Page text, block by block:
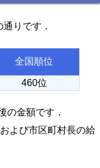
りです．
全国順位
460位
の金額です．
よび市区町村長の給